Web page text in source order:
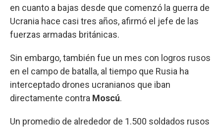
en cuanto a bajas desde que comenzó la guerra de
Ucrania hace casi tres años, afirmó el jefe de las
fuerzas armadas británicas.
Sin embargo, también fue un mes con logros rusos
en el campo de batalla, al tiempo que Rusia ha
interceptado drones ucranianos que iban
directamente contra Moscú.
Un promedio de alrededor de 1.500 soldados rusos